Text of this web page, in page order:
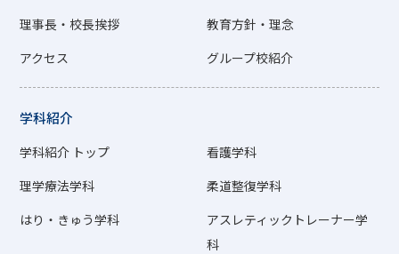
理事長・校長挨拶
教育方針・理念
アクセス
グループ校紹介
学科紹介
学科紹介 トップ
看護学科
理学療法学科
柔道整復学科
はり・きゅう学科
アスレティックトレーナー学
科